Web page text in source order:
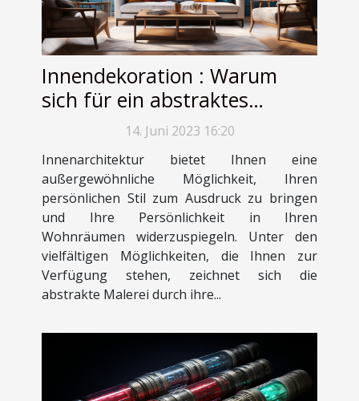
Innendekoration : Warum
sich für ein abstraktes
Gemälde entscheiden ?
14. Juni 2023 16:20
Innenarchitektur bietet Ihnen eine
außergewöhnliche Möglichkeit, Ihren
persönlichen Stil zum Ausdruck zu bringen
und Ihre Persönlichkeit in Ihren
Wohnräumen widerzuspiegeln. Unter den
vielfältigen Möglichkeiten, die Ihnen zur
Verfügung stehen, zeichnet sich die
abstrakte Malerei durch ihre...